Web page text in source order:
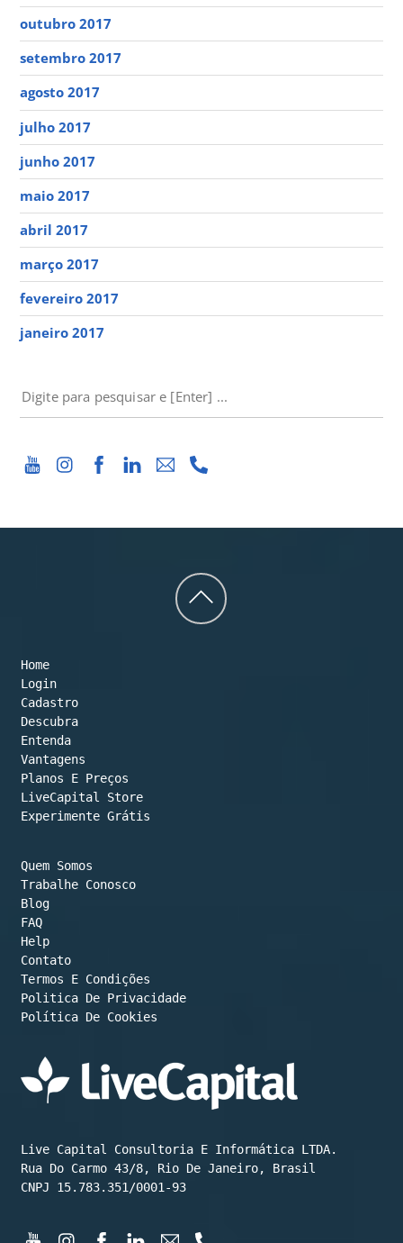
outubro 2017
setembro 2017
agosto 2017
julho 2017
junho 2017
maio 2017
abril 2017
março 2017
fevereiro 2017
janeiro 2017
PESQUISAR
Back
Home
Login
Cadastro
Descubra
Entenda
Vantagens
Planos E Preços
LiveCapital Store
Experimente Grátis
Quem Somos
Trabalhe Conosco
Blog
FAQ
Help
Contato
Termos E Condições
Política De Cookies
Live Capital Consultoria E Informática LTDA.
Rua Do Carmo 43/8, Rio De Janeiro, Brasil
CNPJ 15.783.351/0001-93